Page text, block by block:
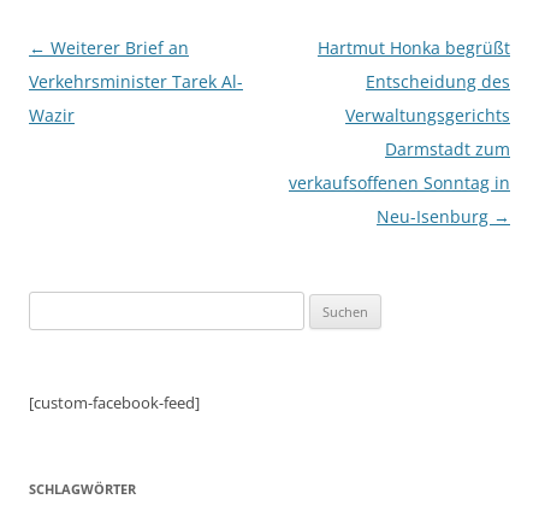
Beitragsnavigation
← Weiterer Brief an
Verkehrsminister Tarek Al-
Wazir
Hartmut Honka begrüßt
Entscheidung des
Verwaltungsgerichts
Darmstadt zum
verkaufsoffenen Sonntag in
Neu-Isenburg →
nach:
[custom-facebook-feed]
SCHLAGWÖRTER